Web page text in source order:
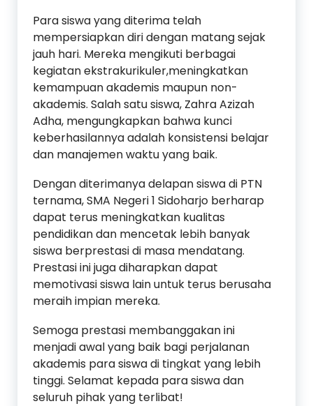
Para siswa yang diterima telah
mempersiapkan diri dengan matang sejak
jauh hari. Mereka mengikuti berbagai
kegiatan ekstrakurikuler,meningkatkan
kemampuan akademis maupun non-
akademis. Salah satu siswa, Zahra Azizah
Adha, mengungkapkan bahwa kunci
keberhasilannya adalah konsistensi belajar
dan manajemen waktu yang baik.
Dengan diterimanya delapan siswa di PTN
ternama, SMA Negeri 1 Sidoharjo berharap
dapat terus meningkatkan kualitas
pendidikan dan mencetak lebih banyak
siswa berprestasi di masa mendatang.
Prestasi ini juga diharapkan dapat
memotivasi siswa lain untuk terus berusaha
meraih impian mereka.
Semoga prestasi membanggakan ini
menjadi awal yang baik bagi perjalanan
akademis para siswa di tingkat yang lebih
tinggi. Selamat kepada para siswa dan
seluruh pihak yang terlibat!